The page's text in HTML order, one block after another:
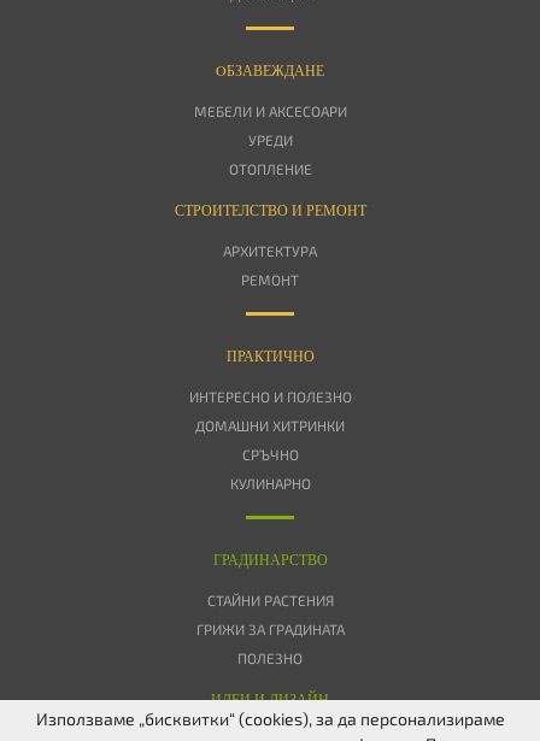
OБЗАВЕЖДАНЕ
МЕБЕЛИ И АКСЕСОАРИ
УРЕДИ
ОТОПЛЕНИЕ
СТРОИТЕЛСТВО И РЕМОНТ
АРХИТЕКТУРА
РЕМОНТ
ПРАКТИЧНО
ИНТЕРЕСНО И ПОЛЕЗНО
ДОМАШНИ ХИТРИНКИ
СРЪЧНО
КУЛИНАРНО
ГРАДИНАРСТВО
СТАЙНИ РАСТЕНИЯ
ГРИЖИ ЗА ГРАДИНАТА
ПОЛЕЗНО
ИДЕИ И ДИЗАЙН
Използваме „бисквитки“ (cookies), за да персонализираме